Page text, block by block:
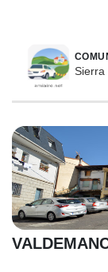
Sierra